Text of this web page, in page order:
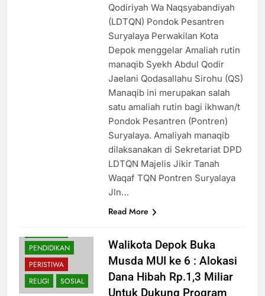
Qodiriyah Wa Naqsyabandiyah
(LDTQN) Pondok Pesantren
Suryalaya Perwakilan Kota
Depok menggelar Amaliah rutin
manaqib Syekh Abdul Qodir
Jaelani Qodasallahu Sirohu (QS)
Manaqib ini merupakan salah
satu amaliah rutin bagi ikhwan/t
Pondok Pesantren (Pontren)
Suryalaya. Amaliyah manaqib
dilaksanakan di Sekretariat DPD
LDTQN Majelis Jikir Tanah
Waqaf TQN Pontren Suryalaya
Jln…
Read More
PENDIDIKAN
PERISTIWA
RELIGI
SOSIAL
Walikota Depok Buka
Musda MUI ke 6 : Alokasi
Dana Hibah Rp.1,3 Miliar
Untuk Dukung Program